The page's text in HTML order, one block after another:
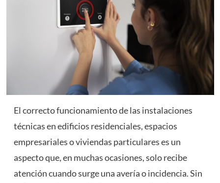
El correcto funcionamiento de las instalaciones
técnicas en edificios residenciales, espacios
empresariales o viviendas particulares es un
aspecto que, en muchas ocasiones, solo recibe
atención cuando surge una avería o incidencia. Sin